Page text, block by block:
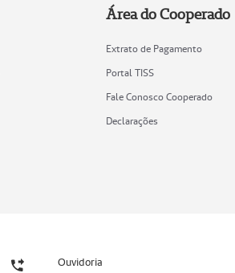
Área do Cooperado
Extrato de Pagamento
Portal TISS
Fale Conosco Cooperado
Declarações
Ouvidoria